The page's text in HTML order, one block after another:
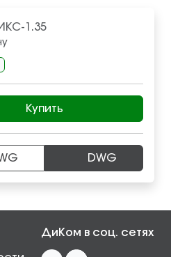
1.35
Купить
DWG
ДиКом в соц. сетях